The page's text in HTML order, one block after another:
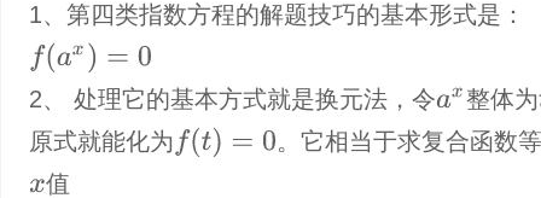
1、第四类指数方程的解题技巧的基本形式是：
(ax )=0
2、 处理它的基本方式就是换元法，令ax 整体为
原式就能化为 (t)=0 。它相当于求复合函数
x 值